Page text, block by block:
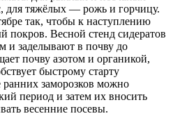
для тяжёлых — рожь и горчицу.
так, чтобы к наступлению
покров. Весной стенд сидератов
и заделывают в почву до
почву азотом и органикой,
быстрому старту
заморозков можно
период и затем их вносить
весенние посевы.